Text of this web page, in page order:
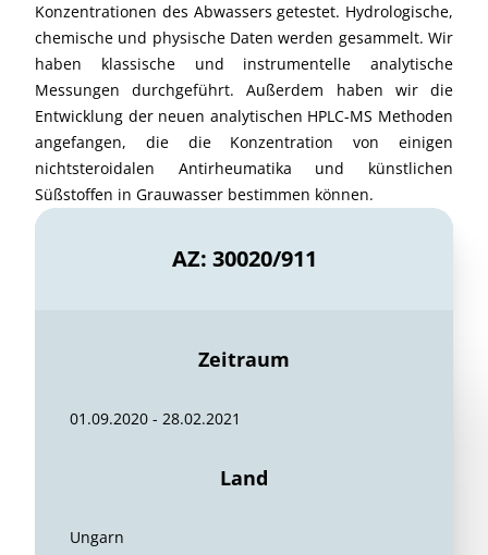
Konzentrationen des Abwassers getestet. Hydrologische,
chemische und physische Daten werden gesammelt. Wir
haben klassische und instrumentelle analytische
Messungen durchgeführt. Außerdem haben wir die
Entwicklung der neuen analytischen HPLC-MS Methoden
angefangen, die die Konzentration von einigen
nichtsteroidalen Antirheumatika und künstlichen
Süßstoffen in Grauwasser bestimmen können.
AZ: 30020/911
Zeitraum
01.09.2020 - 28.02.2021
Land
Ungarn